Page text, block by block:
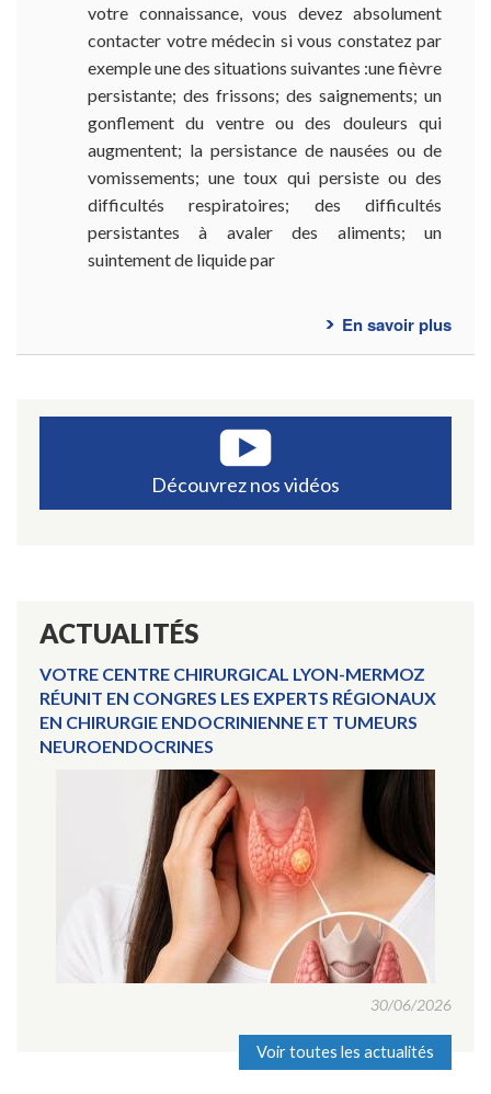
votre connaissance, vous devez absolument
contacter votre médecin si vous constatez par
exemple une des situations suivantes :une fièvre
persistante; des frissons; des saignements; un
gonflement du ventre ou des douleurs qui
augmentent; la persistance de nausées ou de
vomissements; une toux qui persiste ou des
difficultés respiratoires; des difficultés
persistantes à avaler des aliments; un
suintement de liquide par
En savoir plussur
Découvrez nos vidéos
ACTUALITÉS
VOTRE CENTRE CHIRURGICAL LYON-MERMOZ
RÉUNIT EN CONGRES LES EXPERTS RÉGIONAUX
EN CHIRURGIE ENDOCRINIENNE ET TUMEURS
NEUROENDOCRINES
30/06/2026
Voir toutes les actualités